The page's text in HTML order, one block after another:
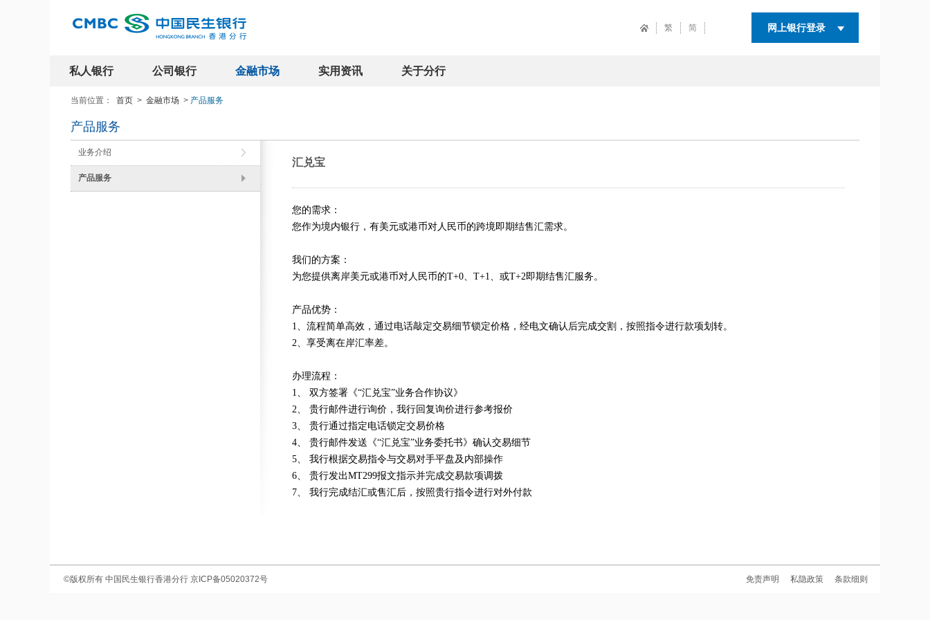
繁 简 网上银行登录
私人银行 公司银行 金融市场 实用资讯 关于分行
当前位置： 首页 > 金融市场 > 产品服务
产品服务
业务介绍
产品服务
汇兑宝
您的需求：
您作为境内银行，有美元或港币对人民币的跨境即期结售汇需求。
我们的方案：
为您提供离岸美元或港币对人民币的T+0、 T+1、或T+2即期结售汇服务。
产品优势：
1、流程简单高效，通过电话敲定交易细节锁定价格，经电文确认后完成交割，按照指令进行款项划转。
2、享受离在岸汇率差。
办理流程：
1、 双方签署《“汇兑宝”业务合作协议》
2、 贵行邮件进行询价，我行回复询价进行参考报价
3、 贵行通过指定电话锁定交易价格
4、 贵行邮件发送《“汇兑宝”业务委托书》确认交易细节
5、 我行根据交易指令与交易对手平盘及内部操作
6、 贵行发出MT299报文指示并完成交易款项调拨
7、 我行完成结汇或售汇后，按照贵行指令进行对外付款
©版权所有 中国民生银行香港分行 京ICP备05020372号 免责声明 私隐政策 条款细则